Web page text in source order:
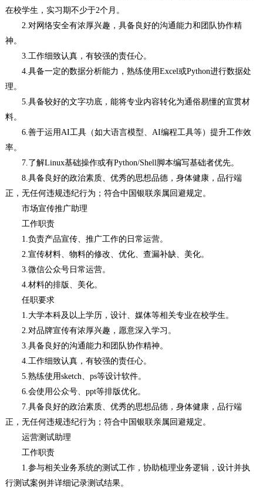
在校学生，实习期不少于2个月。
2.对网络安全有浓厚兴趣，具备良好的沟通能力和团队协作精
神。
3.工作细致认真，有较强的责任心。
4.具备一定的数据分析能力，熟练使用Excel或Python进行数据处
理。
5.具备较好的文字功底，能将专业内容转化为通俗易懂的宣贯材
料。
6.善于运用AI工具（如大语言模型、AI编程工具等）提升工作效
率。
7.了解Linux基础操作或有Python/Shell脚本编写基础者优先。
8.具备良好的政治素质、优秀的思想品德，身体健康，品行端
正，无任何违规违纪行为；符合中国银联亲属回避规定。
市场宣传推广助理
工作职责
1.负责产品宣传、推广工作的日常运营。
2.宣传材料、物料的修改、优化、查漏补缺、美化。
3.微信公众号日常运营。
4.材料的排版、美化。
任职要求
1.大学本科及以上学历，设计、媒体等相关专业在校学生。
2.对品牌宣传有浓厚兴趣，愿意深入学习。
3.具备良好的沟通能力和团队协作精神。
4.工作细致认真，有较强的责任心。
5.熟练使用sketch、ps等设计软件。
6.会使用公众号、ppt等排版优化。
7.具备良好的政治素质、优秀的思想品德，身体健康，品行端
正，无任何违规违纪行为；符合中国银联亲属回避规定。
运营测试助理
工作职责
1.参与相关业务系统的测试工作，协助梳理业务逻辑，设计并执
行测试案例并详细记录测试结果。